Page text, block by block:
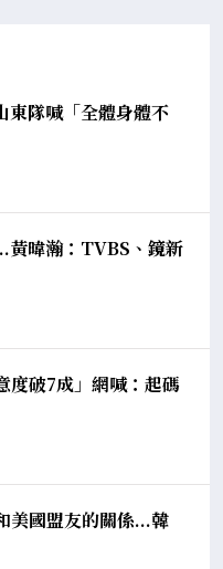
東隊喊「全體身體不
黃暐瀚：TVBS、鏡新
度破7成」網喊：起碼
美國盟友的關係...韓